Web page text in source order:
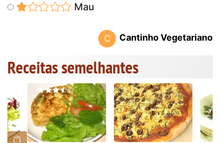
Mau
C Cantinho Vegetariano
Receitas semelhantes